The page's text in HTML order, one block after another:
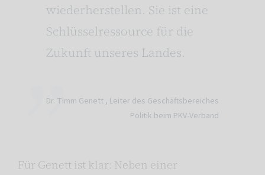
wiederherstellen. Sie ist eine
Schlüsselressource für die
Zukunft unseres Landes.
Dr. Timm Genett , Leiter des Geschäftsbereiches
Politik beim PKV-Verband
Für Genett ist klar: Neben einer